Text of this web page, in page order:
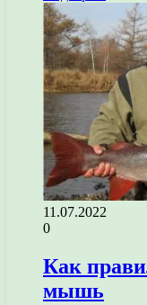
11.07.2022
0
Как
мышь